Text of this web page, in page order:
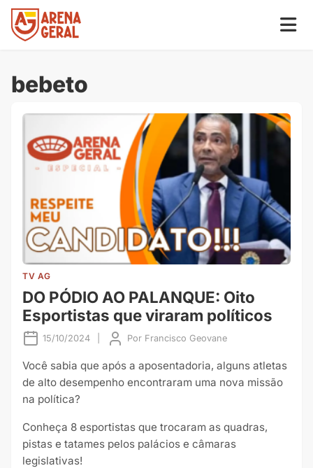
bebeto
TV AG
DO PÓDIO AO PALANQUE: Oito
Esportistas que viraram políticos
15/10/2024 Por Francisco Geovane
Você sabia que após a aposentadoria, alguns atletas
de alto desempenho encontraram uma nova missão
na política?
Conheça 8 esportistas que trocaram as quadras,
pistas e tatames pelos palácios e câmaras
legislativas!